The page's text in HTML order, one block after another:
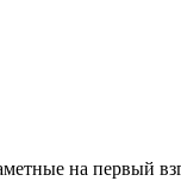
на первый